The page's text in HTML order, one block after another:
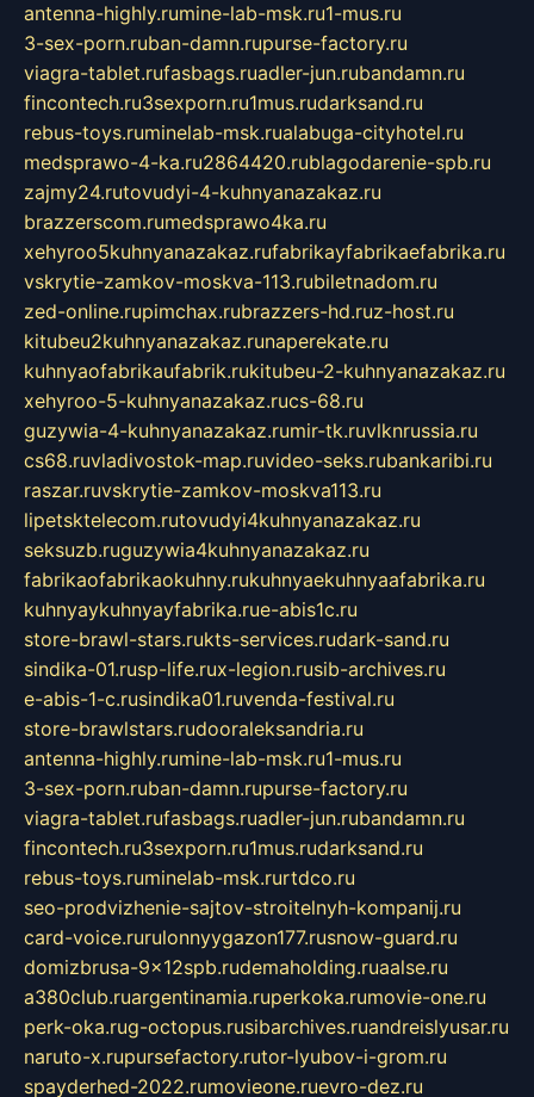
antenna-highly.rumine-lab-msk.ru1-mus.ru
3-sex-porn.ruban-damn.rupurse-factory.ru
viagra-tablet.rufasbags.ruadler-jun.rubandamn.ru
fincontech.ru3sexporn.ru1mus.rudarksand.ru
rebus-toys.ruminelab-msk.rualabuga-cityhotel.ru
medsprawo-4-ka.ru2864420.rublagodarenie-spb.ru
zajmy24.rutovudyi-4-kuhnyanazakaz.ru
brazzerscom.rumedsprawo4ka.ru
xehyroo5kuhnyanazakaz.rufabrikayfabrikaefabrika.ru
vskrytie-zamkov-moskva-113.rubiletnadom.ru
zed-online.rupimchax.rubrazzers-hd.ruz-host.ru
kitubeu2kuhnyanazakaz.runaperekate.ru
kuhnyaofabrikaufabrik.rukitubeu-2-kuhnyanazakaz.ru
xehyroo-5-kuhnyanazakaz.rucs-68.ru
guzywia-4-kuhnyanazakaz.rumir-tk.ruvlknrussia.ru
cs68.ruvladivostok-map.ruvideo-seks.rubankaribi.ru
raszar.ruvskrytie-zamkov-moskva113.ru
lipetsktelecom.rutovudyi4kuhnyanazakaz.ru
seksuzb.ruguzywia4kuhnyanazakaz.ru
fabrikaofabrikaokuhny.rukuhnyaekuhnyaafabrika.ru
kuhnyaykuhnyayfabrika.rue-abis1c.ru
store-brawl-stars.rukts-services.rudark-sand.ru
sindika-01.rusp-life.rux-legion.rusib-archives.ru
e-abis-1-c.rusindika01.ruvenda-festival.ru
store-brawlstars.rudooraleksandria.ru
antenna-highly.rumine-lab-msk.ru1-mus.ru
3-sex-porn.ruban-damn.rupurse-factory.ru
viagra-tablet.rufasbags.ruadler-jun.rubandamn.ru
fincontech.ru3sexporn.ru1mus.rudarksand.ru
rebus-toys.ruminelab-msk.rurtdco.ru
seo-prodvizhenie-sajtov-stroitelnyh-kompanij.ru
card-voice.rurulonnyygazon177.rusnow-guard.ru
domizbrusa-9x12spb.rudemaholding.ruaalse.ru
a380club.ruargentinamia.ruperkoka.rumovie-one.ru
perk-oka.rug-octopus.rusibarchives.ruandreislyusar.ru
naruto-x.rupursefactory.rutor-lyubov-i-grom.ru
spayderhed-2022.rumovieone.ruevro-dez.ru